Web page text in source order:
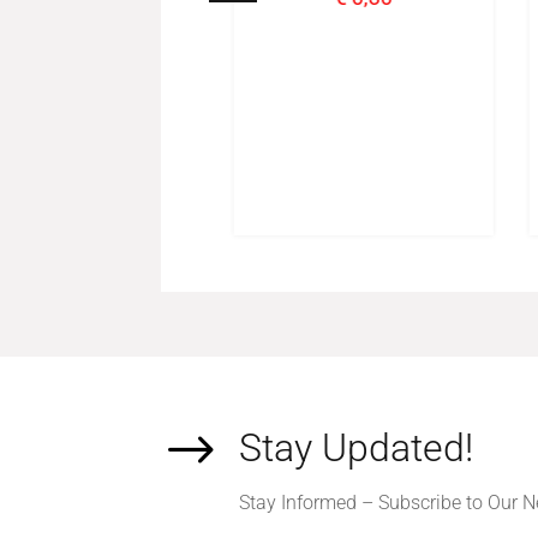
$ Stay Updated!
Stay Informed – Subscribe to Our